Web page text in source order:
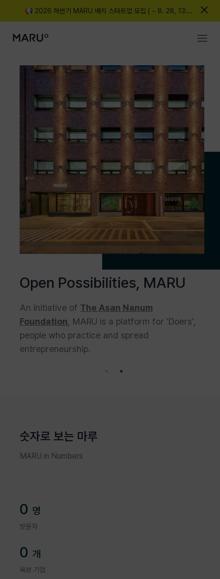
📢 2026 하반기 MARU 배치 스타트업 모집 ( ~ 8. 28, 13:00
까지)
Spaces
Events
Membership
Community
Login
Open Possibilities, MARU
An initiative of The Asan Nanum
Foundation , MARU is a platform for 'Doers',
people who practice and spread
entrepreneurship.
숫자로 보는 마루
MARU in Numbers
0 명
방문자
0 개
육성 기업